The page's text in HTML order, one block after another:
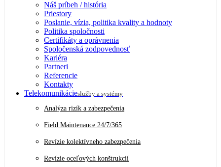
Náš príbeh / história
Priestory
Poslanie, vízia, politika kvality a hodnoty
Politika spoločnosti
Certifikáty a oprávnenia
Spoločenská zodpovednosť
Kariéra
Partneri
Referencie
Kontakty
Telekomunikácieslužby a systémy
Analýza rizík a zabezpečenia
Field Maintenance 24/7/365
Revízie kolektívneho zabezpečenia
Revízie oceľových konštrukcií